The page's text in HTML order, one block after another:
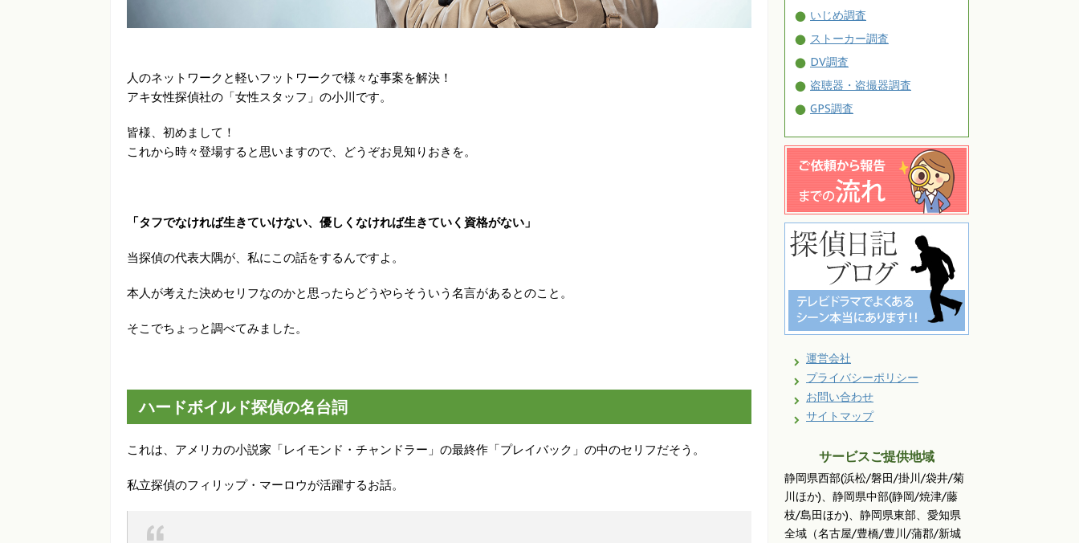
人のネットワークと軽いフットワークで様々な事案を解決！
アキ女性探偵社の「女性スタッフ」の小川です。
皆様、初めまして！
これから時々登場すると思いますので、どうぞお見知りおきを。
「タフでなければ生きていけない、優しくなければ生きていく資格がない」
当探偵の代表大隅が、私にこの話をするんですよ。
本人が考えた決めセリフなのかと思ったらどうやらそういう名言があるとのこと。
そこでちょっと調べてみました。
ハードボイルド探偵の名台詞
これは、アメリカの小説家「レイモンド・チャンドラー」の最終作「プレイバック」の中のセリフだそう。
私立探偵のフィリップ・マーロウが活躍するお話。
いじめ調査
ストーカー調査
DV調査
盗聴器・盗撮器調査
GPS調査
運営会社
プライバシーポリシー
お問い合わせ
サイトマップ
サービスご提供地域
静岡県西部(浜松/磐田/掛川/袋井/菊
川ほか)、静岡県中部(静岡/焼津/藤
枝/島田ほか)、静岡県東部、愛知県
全域（名古屋/豊橋/豊川/蒲郡/新城